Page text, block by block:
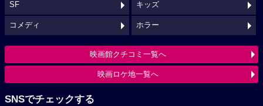
SF キッズ
コメディ ホラー
映画館クチコミ一覧へ
映画ロケ地一覧へ
SNSでチェックする